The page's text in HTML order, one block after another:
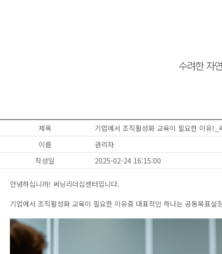
수려한 자
제목
기업에서 조직활성화 교육이 필요한 이유!_
이름
관리자
작성일
2025-02-24 16:15:00
안녕하십니까! 써닝리더십센터입니다.
기업에서 조직활성화 교육이 필요한 이유중 대표적인 하나는 공동목표설